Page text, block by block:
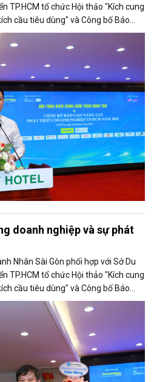
TP.HCM tổ chức Hội thảo "Kích cung
cầu tiêu dùng" và Công bố Báo
TP.HCM năm 2025. Trân
Nguyễn Ngọc Hồi - Phó Giám đốc
tại Hội thảo.
doanh nghiệp và sự phát
Nhân Sài Gòn phối hợp với Sở Du
TP.HCM tổ chức Hội thảo "Kích cung
cầu tiêu dùng" và Công bố Báo
TP.HCM năm 2025. Trân
Trần Trọng Dũng - Phó Chủ tịch